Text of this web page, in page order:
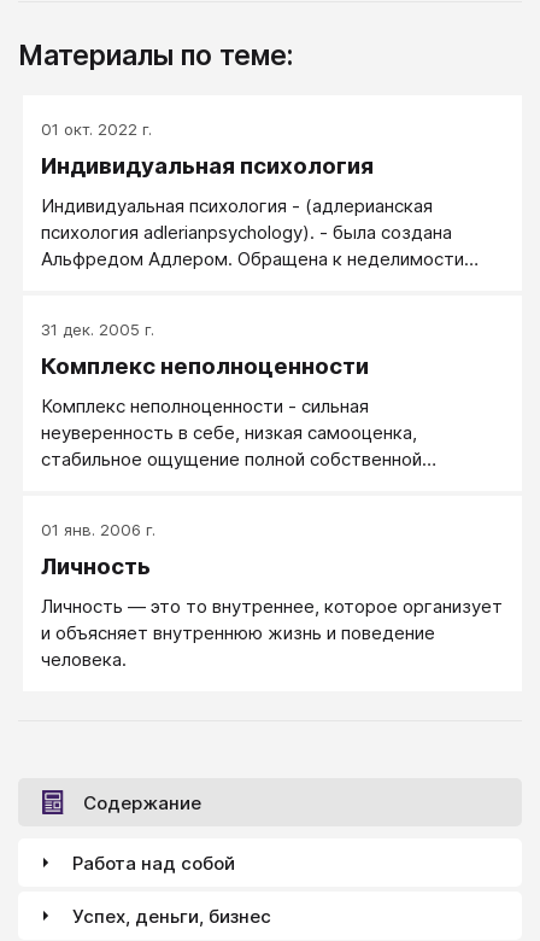
Материалы по теме:
01 окт. 2022 г.
Индивидуальная психология
Индивидуальная психология - (адлерианская
психология adlerianpsychology). - была создана
Альфредом Адлером. Обращена к неделимости
31 дек. 2005 г.
Комплекс неполноценности
Комплекс неполноценности - сильная
неуверенность в себе, низкая самооценка,
стабильное ощущение полной собственной
психоаналитик Альфред Адлер. Симптомами
комплекса неполноценности обычно являются
страданиям, выставление напоказ роли Мученика и
Жертвы, недостаточность контактов, боязнь
людей, боязнь сделать ошибку, постоянное
01 янв. 2006 г.
Личность
Личность — это то внутреннее, которое организует
и объясняет внутреннюю жизнь и поведение
человека.
Содержание
Работа над собой
Успех, деньги, бизнес